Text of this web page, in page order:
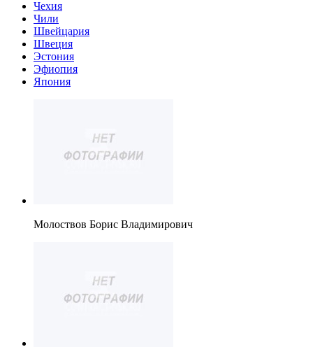
Чехия
Чили
Швейцария
Швеция
Эстония
Эфиопия
Япония
Молоствов Борис Владимирович